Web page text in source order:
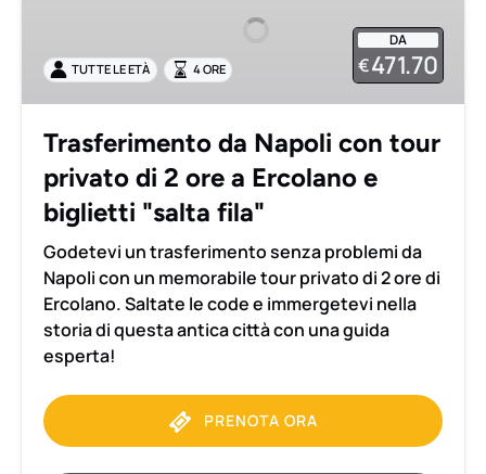
privato
di
ore
Ercolano
biglietti
"salta
fila"
DA
€471.70
TUTTE LE ETÀ 4 ORE
Trasferimento da Napoli con tour
privato di 2 ore a Ercolano e
biglietti "salta fila"
Godetevi un trasferimento senza problemi da
Napoli con un memorabile tour privato di 2 ore di
Ercolano. Saltate le code e immergetevi nella
storia di questa antica città con una guida
esperta!
PRENOTA ORA